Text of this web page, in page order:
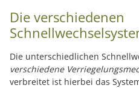
Die verschiedenen
Die unterschiedlichen
verschiedene
verbreitet ist hierbei das